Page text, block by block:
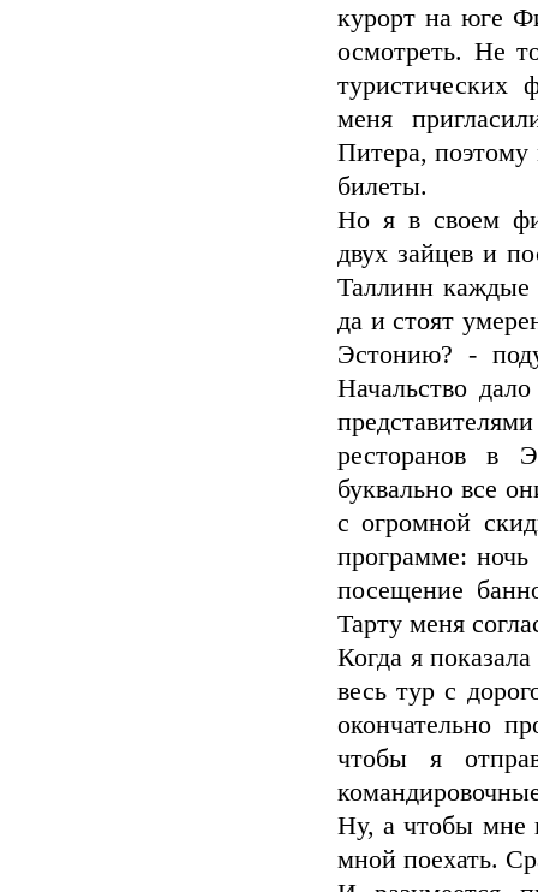
курорт на юге
осмотреть. Не
меня
Питера, поэтому
билеты.
Но я в своем
двух зайцев и
Таллинн каждые
да и стоят
Эстонию? -
Начальство
ресторанов в
буквально все
с огромной
программе: ночь
посещение
Тарту меня
Когда я
весь тур с
окончательно
чтобы я
Ну, а чтобы мне
мной поехать.